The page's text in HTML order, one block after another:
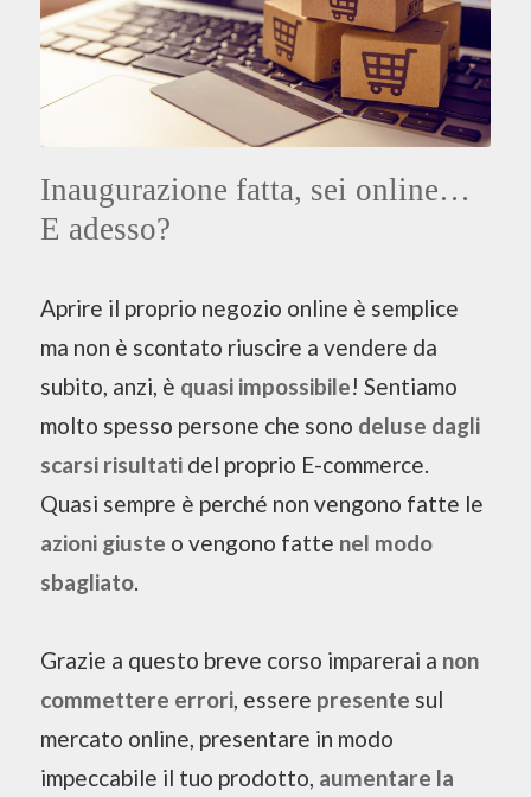
Inaugurazione fatta, sei online…
E adesso?
Aprire il proprio negozio online è semplice
ma non è scontato riuscire a vendere da
subito, anzi, è quasi impossibile! Sentiamo
molto spesso persone che sono deluse dagli
scarsi risultatidel proprio E-commerce.
Quasi sempre è perché non vengono fatte le
azioni giuste o vengono fatte nel modo
sbagliato.
Grazie a questo breve corso imparerai a non
commettere errori, essere presente sul
mercato online, presentare in modo
impeccabile il tuo prodotto, aumentare la